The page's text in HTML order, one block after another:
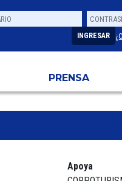
INGRESAR
PRENSA
Apoya